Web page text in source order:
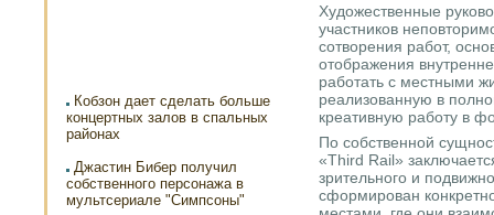
Кобзон дает сделать больше
концертных залов в спальных
районах
Джастин Бибер получил
собственного персонажа в
мультсериале "Симпсоны"
Художественные
участников
сотворения работ,
отображения
работать с местными
реализованную в
креативную работу в
По собственной
«Third Rail»
зрительного и
сформирован